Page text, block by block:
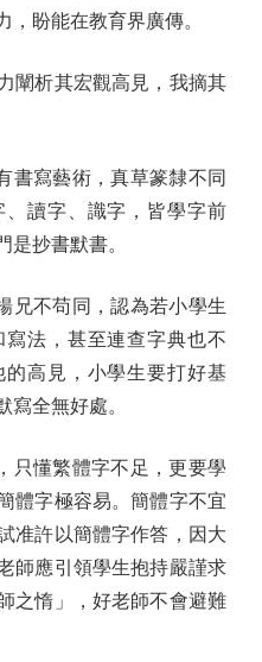
盼能在教育界廣傳。
析其宏觀高見，我摘其
寫藝術，真草篆隸不同
讀字、識字，皆學字前
是抄書默書。
不苟同，認為若小學生
法，甚至連查字典也不
高見，小學生要打好基
寫全無好處。
懂繁體字不足，更要學
體字極容易。簡體字不宜
准許以簡體字作答，因大
師應引領學生抱持嚴謹求
之惰」，好老師不會避難